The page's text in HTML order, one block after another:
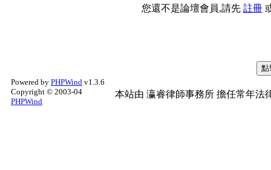
您還不是論壇會員,請先 註冊
Powered by PHPWind v1.3.6
Copyright © 2003-04
PHPWind
本站由 瀛睿律師事務所 擔任常年法